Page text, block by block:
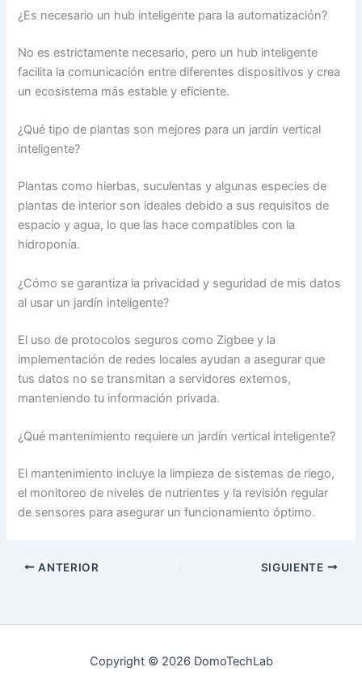
¿Es necesario un hub inteligente para la automatización?
No es estrictamente necesario, pero un hub inteligente
facilita la comunicación entre diferentes dispositivos y crea
un ecosistema más estable y eficiente.
¿Qué tipo de plantas son mejores para un jardín vertical
inteligente?
Plantas como hierbas, suculentas y algunas especies de
plantas de interior son ideales debido a sus requisitos de
espacio y agua, lo que las hace compatibles con la
hidroponía.
¿Cómo se garantiza la privacidad y seguridad de mis datos
al usar un jardín inteligente?
El uso de protocolos seguros como Zigbee y la
implementación de redes locales ayudan a asegurar que
tus datos no se transmitan a servidores externos,
manteniendo tu información privada.
¿Qué mantenimiento requiere un jardín vertical inteligente?
El mantenimiento incluye la limpieza de sistemas de riego,
el monitoreo de niveles de nutrientes y la revisión regular
de sensores para asegurar un funcionamiento óptimo.
ANTERIOR SIGUIENTE
Copyright © 2026 DomoTechLab